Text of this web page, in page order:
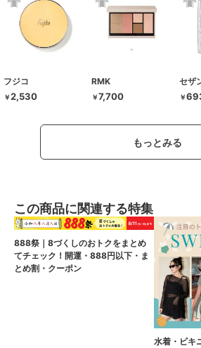
フジコ
￥2,530
RMK
￥7,700
セザ
￥
もっとみる
この商品に関連する特集
888祭｜8づくしのおトクをまとめ
てチェック！開運・888円以下・ま
とめ割・クーポン
水着・ビキ